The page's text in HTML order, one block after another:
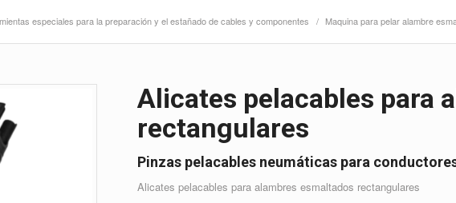
especiales para la preparación y el estañado de cables y componentes / Maquina para pelar alambre
Alicates pelacables para
rectangulares
Pinzas pelacables neumáticas para
Alicates pelacables para alambres esmaltados rectangulares